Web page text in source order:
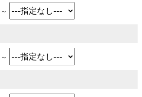
～
～